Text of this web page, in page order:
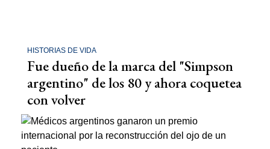
HISTORIAS DE VIDA
Fue dueño de la marca del "Simpson
argentino" de los 80 y ahora coquetea
con volver